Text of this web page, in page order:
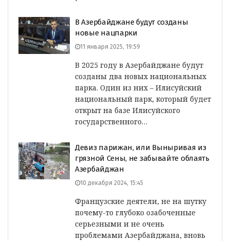
В Азербайджане будут созданы
новые нацпарки
11 января 2025, 19:59
В 2025 году в Азербайджане будут
созданы два новых национальных
парка. Один из них – Илисуйский
национальный парк, который будет
открыт на базе Илисуйского
государственного…
Девиз парижан, или Выныривая из
грязной Сены, не забывайте облаять
Азербайджан
10 декабря 2024, 15:45
Французские деятели, не на шутку
почему-то глубоко озабоченные
серьезными и не очень
проблемами Азербайджана, вновь